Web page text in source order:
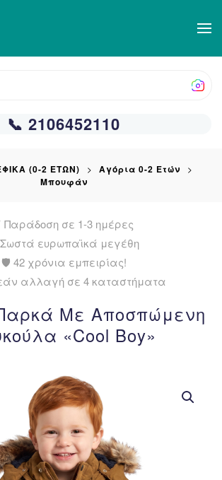
📞 2106452110
(0-2 ΕΤΩΝ)
Αγόρια 0-2 Ετών
Μπουφάν
Παράδοση σε 1-3 ημέρες
Σωστά ευρωπαϊκά μεγέθη
🛡️ 42 χρόνια εμπειρίας!
αλλαγή σε 4 καταστήματα
Με Αποσπώμενη
«Cool Boy»